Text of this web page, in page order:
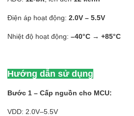
Điện áp hoạt động: 2.0V – 5.5V
Nhiệt độ hoạt động: –40°C → +85°C
Hướng dẫn sử dụng
Bước 1 – Cấp nguồn cho MCU:
VDD: 2.0V–5.5V